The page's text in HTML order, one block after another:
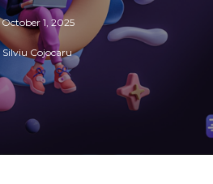
October 1, 2025
Silviu Cojocaru